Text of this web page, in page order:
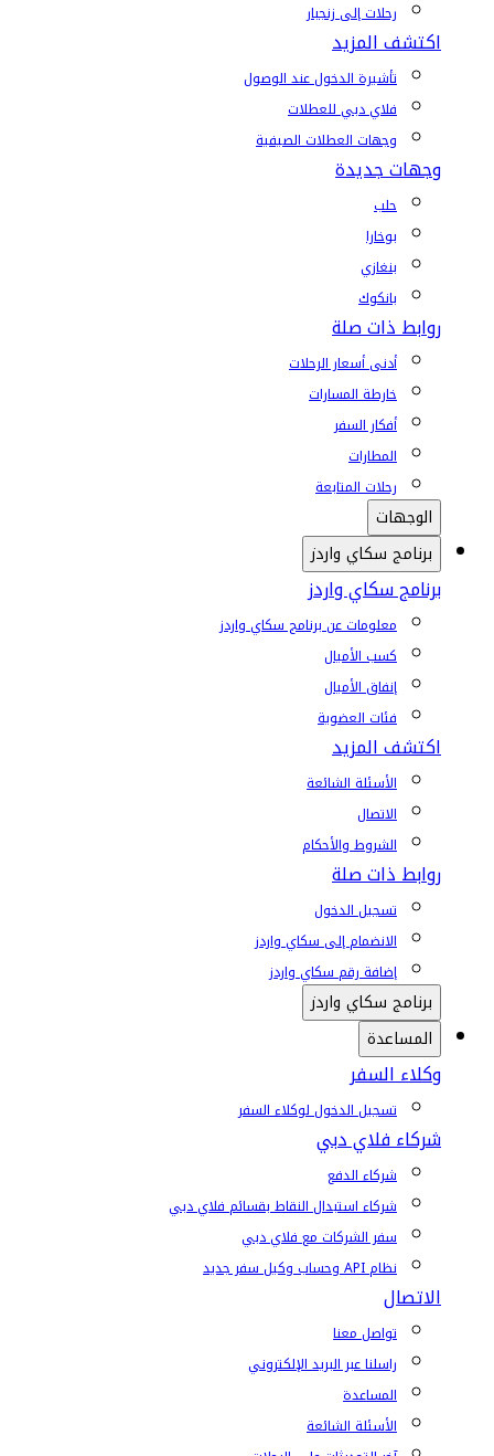
رحلات إلى زنجبار
اكتشف المزيد
تأشيرة الدخول عند الوصول
فلاي دبي للعطلات
وجهات العطلات الصيفية
وجهات جديدة
حلب
بوخارا
بنغازي
بانكوك
روابط ذات صلة
أدنى أسعار الرحلات
خارطة المسارات
أفكار السفر
المطارات
رحلات المتابعة
الوجهات
برنامج سكاي واردز
برنامج سكاي واردز
معلومات عن برنامج سكاي واردز
كسب الأميال
إنفاق الأميال
فئات العضوية
اكتشف المزيد
الأسئلة الشائعة
الاتصال
الشروط والأحكام
روابط ذات صلة
تسجيل الدخول
الانضمام إلى سكاي واردز
إضافة رقم سكاي واردز
برنامج سكاي واردز
المساعدة
وكلاء السفر
تسجيل الدخول لوكلاء السفر
شركاء فلاي دبي
شركاء الدفع
شركاء استبدال النقاط بقسائم فلاي دبي
سفر الشركات مع فلاي دبي
نظام API وحساب وكيل سفر جديد
الاتصال
تواصل معنا
راسلنا عبر البريد الإلكتروني
المساعدة
الأسئلة الشائعة